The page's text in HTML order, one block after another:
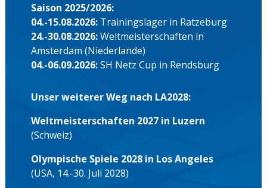
Saison 2025/2026:
04.-15.08.2026: Trainingslager in Ratzeburg
24.-30.08.2026:Weltmeisterschaften in
Amsterdam (Niederlande)
04.-06.09.2026:SH Netz Cup in Rendsburg
Unser weiterer Weg nach LA2028:
Weltmeisterschaften 2027 in Luzern
(Schweiz)
Olympische Spiele 2028 in Los Angeles
(USA, 14.-30. Juli 2028)